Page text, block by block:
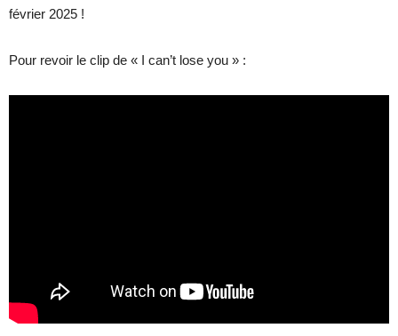
février 2025 !
Pour revoir le clip de « I can’t lose you » :